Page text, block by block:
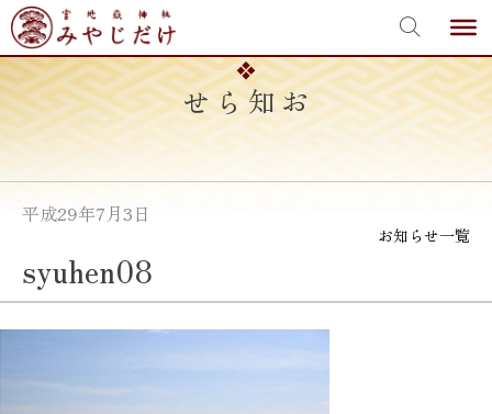
Skip
to
content
お知らせ
平成29年7月3日
お知らせ一覧
syuhen08